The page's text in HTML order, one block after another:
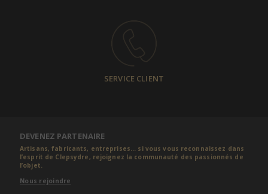
SERVICE CLIENT
DEVENEZ PARTENAIRE
Artisans, fabricants, entreprises... si vous vous reconnaissez dans
l’esprit de Clepsydre, rejoignez la communauté des passionnés de
l’objet.
Nous rejoindre